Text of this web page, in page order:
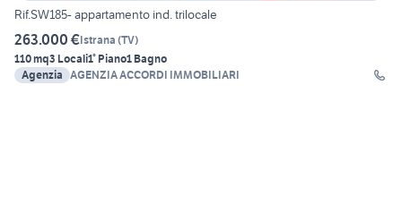
Rif.SW185- appartamento ind. trilocale
263.000 €Istrana (TV)
110 mq3 Locali1° Piano1 Bagno
Agenzia AGENZIA ACCORDI IMMOBILIARI